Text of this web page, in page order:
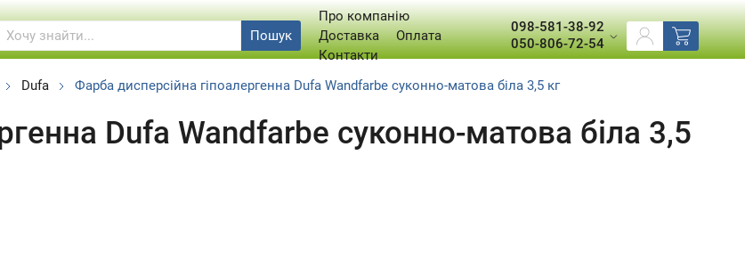
Пошук
Про компанію
Доставка
Оплата
Контакти
098-581-38-92
050-806-72-54
Dufa Фарба дисперсійна гіпоалергенна Dufa Wandfarbe суконно-матова біла 3,5 кг
Dufa Wandfarbe суконно-матова біла 3,5